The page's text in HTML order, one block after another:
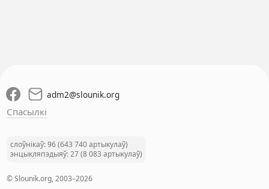
adm2@slounik.org
Спасылкі
слоўнікаў: 96 (643 740 артыкулаў)
энцыкляпэдыяў: 27 (8 083 артыкулаў)
© Slounik.org, 2003–2026